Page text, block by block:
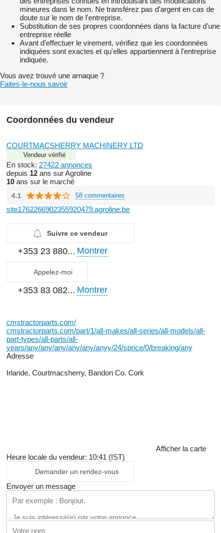
mineures dans le nom. Ne transférez pas d'argent en cas de
doute sur le nom de l'entreprise.
Substitution de ses propres coordonnées dans la facture d'une
entreprise réelle
Avant d'effectuer le virement, vérifiez que les coordonnées
indiquées sont exactes et qu'elles appartiennent à l'entreprise
indiquée.
Vous avez trouvé une arnaque ?
Faites-le-nous savoir
Coordonnées du vendeur
COURTMACSHERRY MACHINERY LTD
Vendeur vérifié
En stock: 27422 annonces
depuis 12 ans sur Agroline
10 ans sur le marché
4.1 58 commentaires
site1762266902355920479.agroline.be
Suivre ce vendeur
+353 23 880... Montrer
Appelez-moi
+353 83 082... Montrer
cmstractorparts.com/
cmstractorparts.com/part/1/all-makes/all-series/all-models/all-
part-types/all-parts/all-
years/any/any/any/any/any/anyy/24/sprice/0/breaking/any
Adresse
Irlande, Courtmacsherry, Bandon Co. Cork
Afficher la carte
Heure locale du vendeur: 10:41 (IST)
Demander un rendez-vous
Envoyer un message